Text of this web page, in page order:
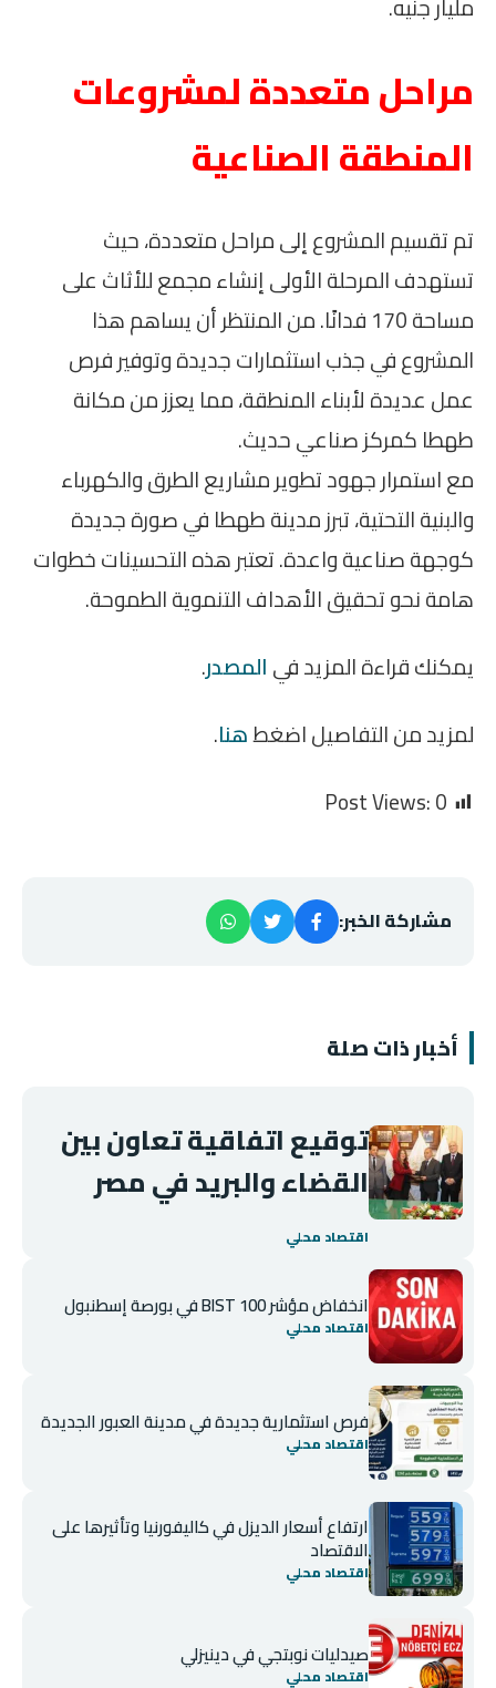
مليار جنيه.
مراحل متعددة لمشروعات
المنطقة الصناعية
تم تقسيم المشروع إلى مراحل متعددة، حيث
تستهدف المرحلة الأولى إنشاء مجمع للأثاث على
مساحة 170 فدانًا. من المنتظر أن يساهم هذا
المشروع في جذب استثمارات جديدة وتوفير فرص
عمل عديدة لأبناء المنطقة، مما يعزز من مكانة
طهطا كمركز صناعي حديث.
مع استمرار جهود تطوير مشاريع الطرق والكهرباء
والبنية التحتية، تبرز مدينة طهطا في صورة جديدة
كوجهة صناعية واعدة. تعتبر هذه التحسينات خطوات
هامة نحو تحقيق الأهداف التنموية الطموحة.
يمكنك قراءة المزيد فيالمصدر.
لمزيد من التفاصيل اضغطهنا.
Post Views:0
مشاركة الخبر:
أخبار ذات صلة
توقيع اتفاقية تعاون بين
القضاء والبريد في مصر
اقتصاد محلي
انخفاض مؤشر BIST 100 في بورصة إسطنبول
اقتصاد محلي
فرص استثمارية جديدة في مدينة العبور الجديدة
اقتصاد محلي
ارتفاع أسعار الديزل في كاليفورنيا وتأثيرها على
الاقتصاد
اقتصاد محلي
صيدليات نوبتجي في دينيزلي
اقتصاد محلي